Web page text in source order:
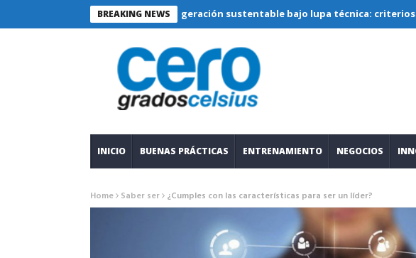
BREAKING NEWS
Refrigeración sustentable bajo lupa técnica: criterios críticos
INICIO BUENAS PRÁCTICAS ENTRENAMIENTO NEGOCIOS
Home Saber ser ¿Cumples con las características para ser un líder?